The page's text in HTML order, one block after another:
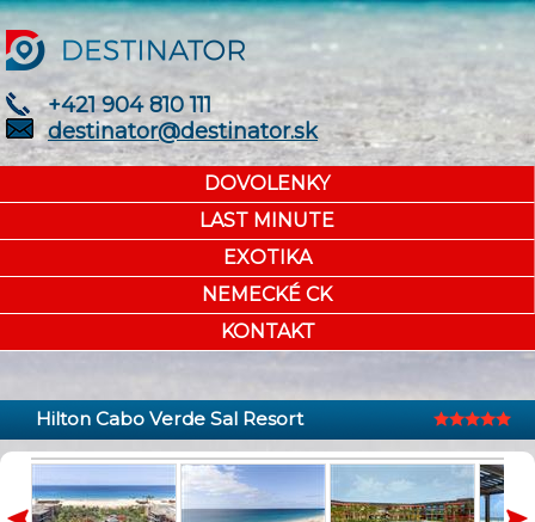
+421 904 810 111
destinator@destinator.sk
DOVOLENKY
LAST MINUTE
EXOTIKA
NEMECKÉ CK
KONTAKT
Hilton Cabo Verde Sal Resort